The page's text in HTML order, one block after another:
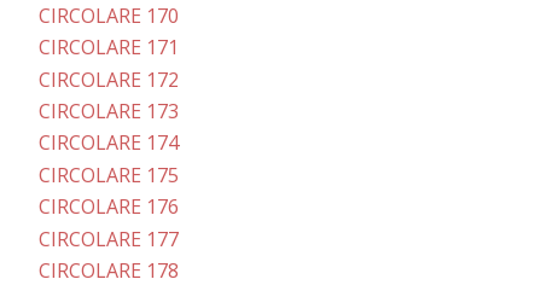
CIRCOLARE 170
CIRCOLARE 171
CIRCOLARE 172
CIRCOLARE 173
CIRCOLARE 174
CIRCOLARE 175
CIRCOLARE 176
CIRCOLARE 177
CIRCOLARE 178